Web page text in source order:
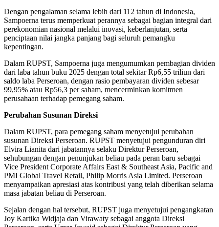
Dengan pengalaman selama lebih dari 112 tahun di Indonesia,
Sampoerna terus memperkuat perannya sebagai bagian integral dari
perekonomian nasional melalui inovasi, keberlanjutan, serta
penciptaan nilai jangka panjang bagi seluruh pemangku
kepentingan.
Dalam RUPST, Sampoerna juga mengumumkan pembagian dividen
dari laba tahun buku 2025 dengan total sekitar Rp6,55 triliun dari
saldo laba Perseroan, dengan rasio pembayaran dividen sebesar
99,95% atau Rp56,3 per saham, mencerminkan komitmen
perusahaan terhadap pemegang saham.
Perubahan Susunan Direksi
Dalam RUPST, para pemegang saham menyetujui perubahan
susunan Direksi Perseroan. RUPST menyetujui pengunduran diri
Elvira Lianita dari jabatannya selaku Direktur Perseroan,
sehubungan dengan penunjukan beliau pada peran baru sebagai
Vice President Corporate Affairs East & Southeast Asia, Pacific and
PMI Global Travel Retail, Philip Morris Asia Limited. Perseroan
menyampaikan apresiasi atas kontribusi yang telah diberikan selama
masa jabatan beliau di Perseroan.
Sejalan dengan hal tersebut, RUPST juga menyetujui pengangkatan
Joy Kartika Widjaja dan Virawaty sebagai anggota Direksi